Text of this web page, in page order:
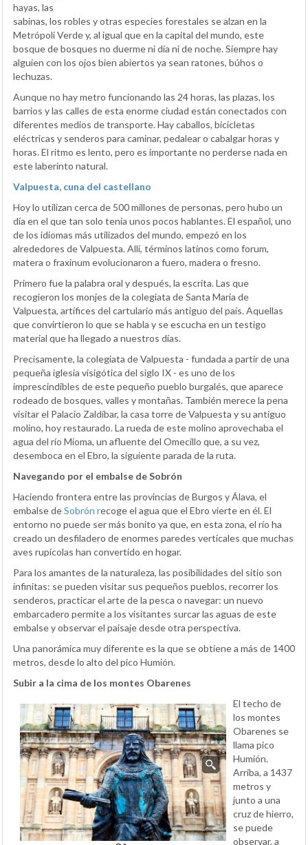
hayas, las
sabinas, los robles y otras especies forestales se alzan en la
Metrópoli Verde y, al igual que en la capital del mundo, este
bosque de bosques no duerme ni día ni de noche. Siempre hay
alguien con los ojos bien abiertos ya sean ratones, búhos o
lechuzas.
Aunque no hay metro funcionando las 24 horas, las plazas, los
barrios y las calles de esta enorme ciudad están conectados con
diferentes medios de transporte. Hay caballos, bicicletas
eléctricas y senderos para caminar, pedalear o cabalgar horas y
horas. El ritmo es lento, pero es importante no perderse nada en
este laberinto natural.
Valpuesta, cuna del castellano
Hoy lo utilizan cerca de 500 millones de personas, pero hubo un
día en el que tan solo tenía unos pocos hablantes. El español, uno
de los idiomas más utilizados del mundo, empezó en los
alrededores de Valpuesta. Allí, términos latinos como forum,
matera o fraxinum evolucionaron a fuero, madera o fresno.
Primero fue la palabra oral y después, la escrita. Las que
recogieron los monjes de la colegiata de Santa María de
Valpuesta, artífices del cartulario más antiguo del país. Aquellas
que convirtieron lo que se habla y se escucha en un testigo
material que ha llegado a nuestros días.
Precisamente, la colegiata de Valpuesta - fundada a partir de una
pequeña iglesia visigótica del siglo IX - es uno de los
imprescindibles de este pequeño pueblo burgalés, que aparece
rodeado de bosques, valles y montañas. También merece la pena
visitar el Palacio Zaldíbar, la casa torre de Valpuesta y su antiguo
molino, hoy restaurado. La rueda de este molino aprovechaba el
agua del río Mioma, un afluente del Omecillo que, a su vez,
desemboca en el Ebro, la siguiente parada de la ruta.
Navegando por el embalse de Sobrón
Haciendo frontera entre las provincias de Burgos y Álava, el
embalse deSobrón recoge el agua que el Ebro vierte en él. El
entorno no puede ser más bonito ya que, en esta zona, el río ha
creado un desfiladero de enormes paredes verticales que muchas
aves rupícolas han convertido en hogar.
Para los amantes de la naturaleza, las posibilidades del sitio son
infinitas: se pueden visitar sus pequeños pueblos, recorrer los
senderos, practicar el arte de la pesca o navegar: un nuevo
embarcadero permite a los visitantes surcar las aguas de este
embalse y observar el paisaje desde otra perspectiva.
Una panorámica muy diferente es la que se obtiene a más de 1400
metros, desde lo alto del pico Humión.
Subir a la cima de los montes Obarenes
El techo de
los montes
Obarenes se
llama pico
Humión.
Arriba, a 1437
metros y
junto a una
cruz de hierro,
se puede
observar, a